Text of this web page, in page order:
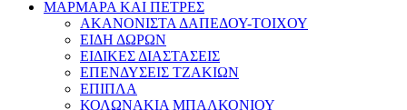
ΜΑΡΜΑΡΑ ΚΑΙ ΠΕΤΡΕΣ
ΑΚΑΝΟΝΙΣΤΑ ΔΑΠΕΔΟΥ-ΤΟΙΧΟΥ
ΕΙΔΗ ΔΩΡΩΝ
ΕΙΔΙΚΕΣ ΔΙΑΣΤΑΣΕΙΣ
ΕΠΕΝΔΥΣΕΙΣ ΤΖΑΚΙΩΝ
ΕΠΙΠΛΑ
ΚΟΛΩΝΑΚΙΑ ΜΠΑΛΚΟΝΙΟΥ